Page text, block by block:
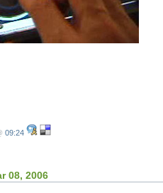
09:24
08, 2006